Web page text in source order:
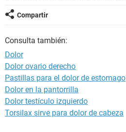
GLOSARIO
Compartir
Consulta también:
Dolor
Dolor ovario derecho
Pastillas para el dolor de estomago
Dolor en la pantorrilla
Dolor testículo izquierdo
Torsilax sirve para dolor de cabeza